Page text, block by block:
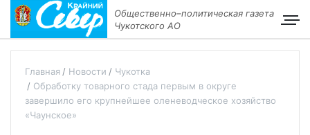
Общественно–политическая газета
Чукотского АО
Главная Новости
Чукотка
Обработку товарного стада первым в округе
завершило его крупнейшее оленеводческое хозяйство
«Чаунское»